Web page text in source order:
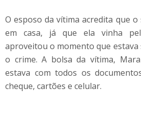
O esposo da vítima acredita que
em casa, já que ela vinha
aproveitou o momento que
o crime. A bolsa da vítima,
estava com todos os
cheque, cartões e celular.